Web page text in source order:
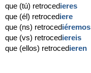
que (tú) retrocedieres
que (él) retrocediere
que (ns) retrocediéremos
que (vs) retrocediereis
que (ellos) retrocedieren